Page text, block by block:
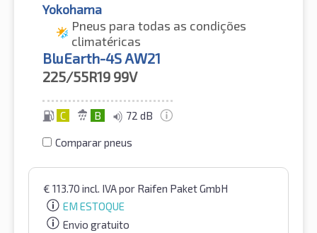
Yokohama
Pneus para todas as condições
climatéricas
BluEarth-4S AW21
225/55R19 99V
C B 72 dB
Comparar pneus
€ 113.70 incl. IVApor Raifen Paket GmbH
EM ESTOQUE
Envio gratuito